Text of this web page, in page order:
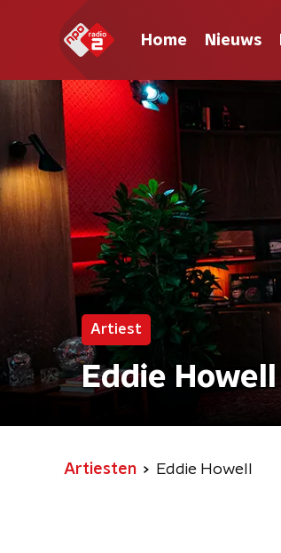
Home Nieuws
Artiest
Eddie Howell
Artiesten Eddie Howell